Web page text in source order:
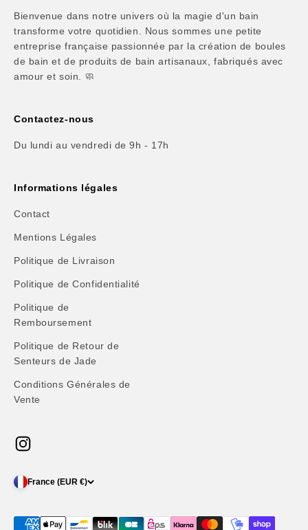
Bienvenue dans notre univers où la magie d'un bain
transforme votre quotidien. Nous sommes une petite
entreprise française passionnée par la création de boules
de bain et de produits de bain artisanaux, fabriqués avec
amour et soin. 🧼
Contactez-nous
Du lundi au vendredi de 9h - 17h
Informations légales
Contact
Mentions Légales
Politique de Livraison
Politique de Confidentialité
Politique de
Remboursement
Politique de Retour de
Senteurs de Jade
Conditions Générales de
Vente
France (EUR €)